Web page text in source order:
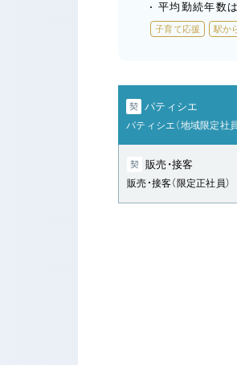
平均勤続年数
子育て応援 駅か
契 パティシエ
パティシエ（地域限定社員
契 販売・接客
販売・接客（限定正社員）